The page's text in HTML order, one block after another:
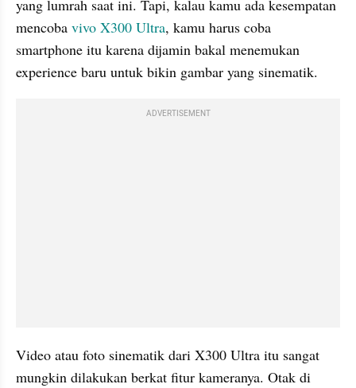
yang lumrah saat ini. Tapi, kalau kamu ada kesempatan
mencoba vivo X300 Ultra, kamu harus coba
smartphone itu karena dijamin bakal menemukan
experience baru untuk bikin gambar yang sinematik.
ADVERTISEMENT
Video atau foto sinematik dari X300 Ultra itu sangat
mungkin dilakukan berkat fitur kameranya. Otak di